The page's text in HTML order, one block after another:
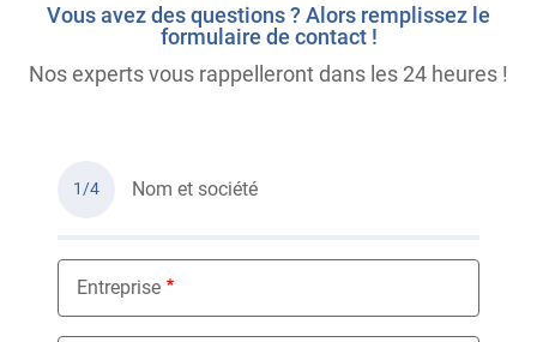
Vous avez des questions ? Alors remplissez le
formulaire de contact !
Nos experts vous rappelleront dans les 24 heures !
1/4 Nom et société
Entreprise